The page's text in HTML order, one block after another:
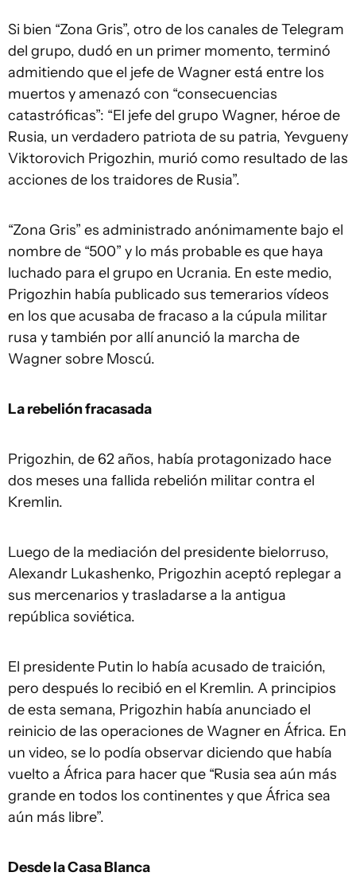
Si bien “Zona Gris”, otro de los canales de Telegram
del grupo, dudó en un primer momento, terminó
admitiendo que el jefe de Wagner está entre los
muertos y amenazó con “consecuencias
catastróficas”: “El jefe del grupo Wagner, héroe de
Rusia, un verdadero patriota de su patria, Yevgueny
Viktorovich Prigozhin, murió como resultado de las
acciones de los traidores de Rusia”.
“Zona Gris” es administrado anónimamente bajo el
nombre de “500” y lo más probable es que haya
luchado para el grupo en Ucrania. En este medio,
Prigozhin había publicado sus temerarios vídeos
en los que acusaba de fracaso a la cúpula militar
rusa y también por allí anunció la marcha de
Wagner sobre Moscú.
La rebelión fracasada
Prigozhin, de 62 años, había protagonizado hace
dos meses una fallida rebelión militar contra el
Kremlin.
Luego de la mediación del presidente bielorruso,
Alexandr Lukashenko, Prigozhin aceptó replegar a
sus mercenarios y trasladarse a la antigua
república soviética.
El presidente Putin lo había acusado de traición,
pero después lo recibió en el Kremlin. A principios
de esta semana, Prigozhin había anunciado el
reinicio de las operaciones de Wagner en África. En
un video, se lo podía observar diciendo que había
vuelto a África para hacer que “Rusia sea aún más
grande en todos los continentes y que África sea
aún más libre”.
Desde la Casa Blanca